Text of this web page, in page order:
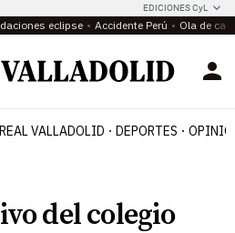
EDICIONES CyL
eclipse Accidente Perú Ola de
REAL VALLADOLID DEPORTES
del colegio